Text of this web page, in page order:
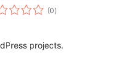
(0total
ratings
)
projects.